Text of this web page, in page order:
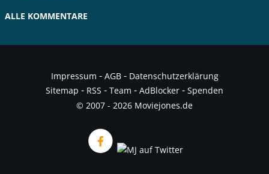
ALLE KOMMENTARE
Impressum - AGB- Datenschutzerklärung
Sitemap - RSS - Team - AdBlocker - Spenden
© 2007 - 2026 Moviejones.de